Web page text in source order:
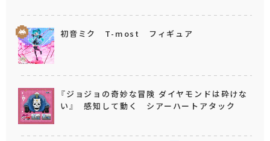
初音ミク T-most フィギュア
『ジョジョの奇妙な冒険 ダイヤモンドは砕けな
い』 感知して動く シアーハートアタック